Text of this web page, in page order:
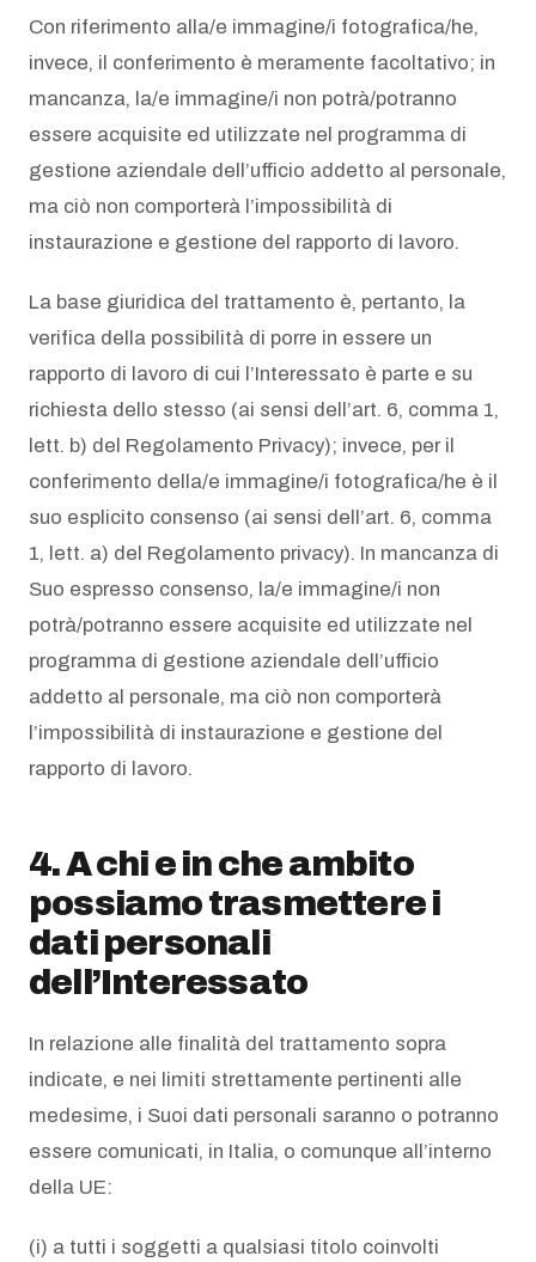
Con riferimento alla/e immagine/i fotografica/he,
invece, il conferimento è meramente facoltativo; in
mancanza, la/e immagine/i non potrà/potranno
essere acquisite ed utilizzate nel programma di
gestione aziendale dell’ufficio addetto al personale,
ma ciò non comporterà l’impossibilità di
instaurazione e gestione del rapporto di lavoro.
La base giuridica del trattamento è, pertanto, la
verifica della possibilità di porre in essere un
rapporto di lavoro di cui l’Interessato è parte e su
richiesta dello stesso (ai sensi dell’art. 6, comma 1,
lett. b) del Regolamento Privacy); invece, per il
conferimento della/e immagine/i fotografica/he è il
suo esplicito consenso (ai sensi dell’art. 6, comma
1, lett. a) del Regolamento privacy). In mancanza di
Suo espresso consenso, la/e immagine/i non
potrà/potranno essere acquisite ed utilizzate nel
programma di gestione aziendale dell’ufficio
addetto al personale, ma ciò non comporterà
l’impossibilità di instaurazione e gestione del
rapporto di lavoro.
4. A chi e in che ambito
possiamo trasmettere i
dati personali
dell’Interessato
In relazione alle finalità del trattamento sopra
indicate, e nei limiti strettamente pertinenti alle
medesime, i Suoi dati personali saranno o potranno
essere comunicati, in Italia, o comunque all’interno
della UE:
(i) a tutti i soggetti a qualsiasi titolo coinvolti